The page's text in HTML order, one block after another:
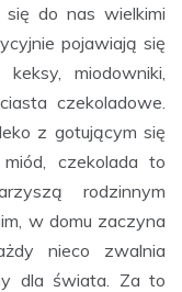
się do nas wielkimi
pojawiają się
miodowniki,
czekoladowe.
z gotującym się
czekolada to
rodzinnym
w domu zaczyna
nieco zwalnia
dla świata. Za to